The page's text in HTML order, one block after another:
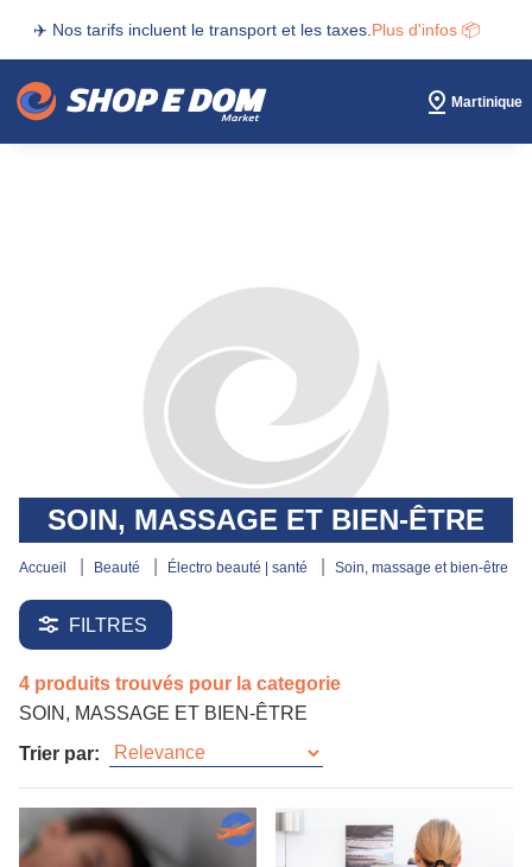
✈️ Nos tarifs incluent le transport et les taxes. Plus d'infos 📦
Martinique
SOIN, MASSAGE ET BIEN-ÊTRE
accueil beauté électro beauté | santé soin, massage et bien-être
FILTRES
4 produits trouvés pour la categorie
SOIN, MASSAGE ET BIEN-ÊTRE
Trier par: